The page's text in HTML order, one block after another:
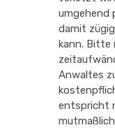
umgehend
damit
kann. Bitte
Anwaltes
entspricht